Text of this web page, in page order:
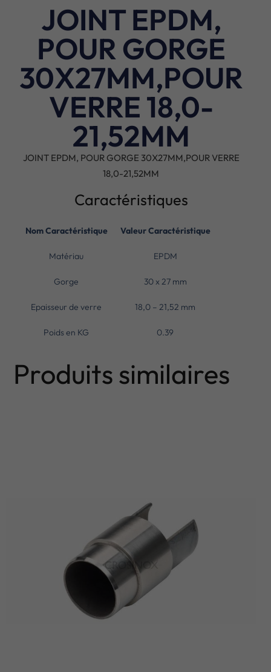
JOINT EPDM,
POUR GORGE
30X27MM,POUR
VERRE 18,0-
21,52MM
JOINT EPDM, POUR GORGE 30X27MM,POUR VERRE
18,0-21,52MM
Caractéristiques
Nom Caractéristique Valeur Caractéristique
Matériau EPDM
Gorge 30 x 27 mm
Epaisseur de verre 18,0 – 21,52 mm
Poids en KG 0.39
Produits similaires